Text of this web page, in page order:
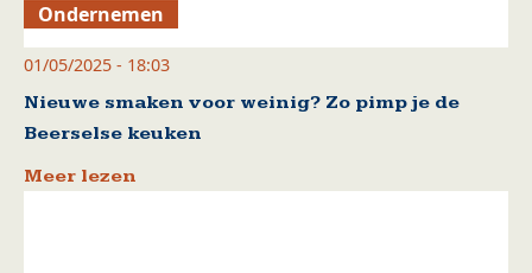
Ondernemen
01/05/2025 - 18:03
Nieuwe smaken voor weinig? Zo pimp je de
Beerselse keuken
Meer lezen